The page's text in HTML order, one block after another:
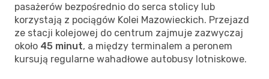
pasażerów bezpośrednio do serca stolicy lub
korzystają z pociągów Kolei Mazowieckich. Przejazd
ze stacji kolejowej do centrum zajmuje zazwyczaj
około 45 minut, a między terminalem a peronem
kursują regularne wahadłowe autobusy lotniskowe.